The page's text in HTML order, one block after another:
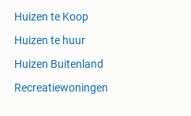
Huizen te Koop
Huizen te huur
Huizen Buitenland
Recreatiewoningen